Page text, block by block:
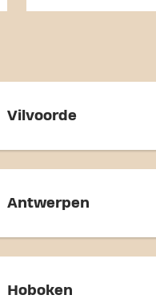
Vilvoorde
Antwerpen
Hoboken